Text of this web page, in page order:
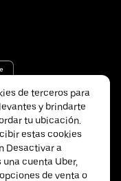
de terceros para
y brindarte
tu ubicación.
estas cookies
Desactivar a
cuenta Uber,
de venta o